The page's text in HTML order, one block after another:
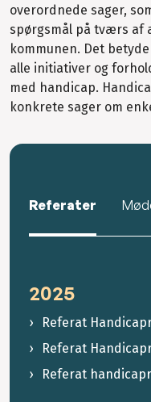
overordnede sager,
spørgsmål på tværs af
kommunen. Det
alle initiativer og
med handicap.
konkrete sager om
Referater
2025
Referat
Referat
Referat